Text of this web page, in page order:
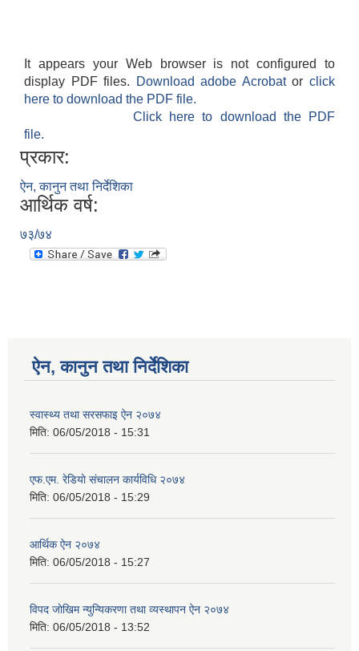
It appears your Web browser is not configured to
display PDF files.
Download adobe Acrobatorclick
here to download the PDF file.
Click here to download the PDF
file.
प्रकार:
ऐन, कानुन तथा निर्देशिका
आर्थिक वर्ष:
७३/७४
ऐन, कानुन तथा निर्देशिका
स्वास्थ्य तथा सरसफाइ ऐन २०७४
मिति: 06/05/2018 - 15:31
एफ.एम. रेडियाे संचालन कार्यविधि २०७४
मिति: 06/05/2018 - 15:29
आर्थिक ऐन २०७४
मिति: 06/05/2018 - 15:27
विपद जाेखिम न्युन्यिकरणा तथा व्यस्थापन ऐन २०७४
मिति: 06/05/2018 - 13:52